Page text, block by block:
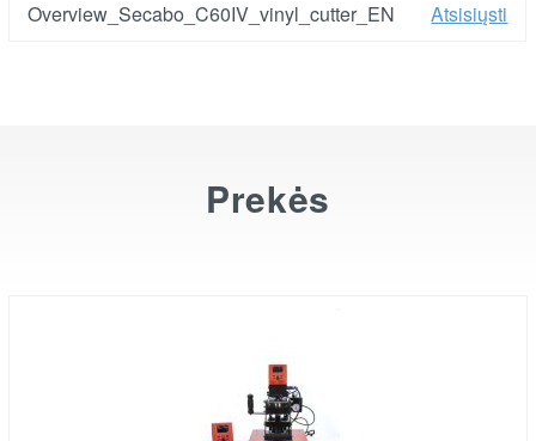
Overview_Secabo_C60IV_vinyl_cutter_EN Atsisiųsti
Prekės